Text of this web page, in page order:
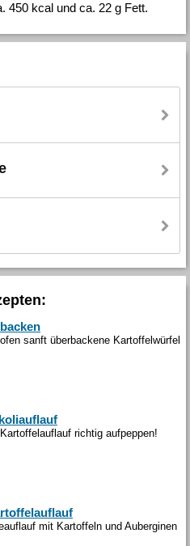
450 kcal und ca. 22 g Fett.
sanft überbackene Kartoffelwürfel
richtig aufpeppen!
mit Kartoffeln und Auberginen